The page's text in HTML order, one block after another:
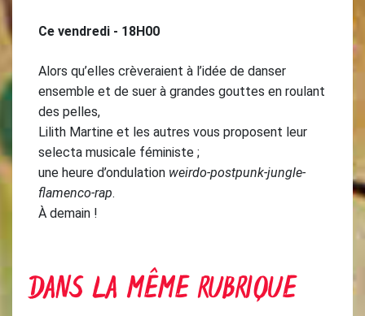
Ce vendredi - 18H00
Alors qu’elles crèveraient à l’idée de danser
ensemble et de suer à grandes gouttes en roulant
des pelles,
Lilith Martine et les autres vous proposent leur
selecta musicale féministe ;
une heure d’ondulation weirdo-postpunk-jungle-
flamenco-rap.
À demain !
DANS LA MÊME RUBRIQUE